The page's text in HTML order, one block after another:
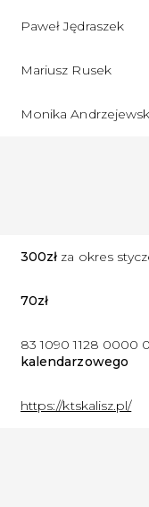
Paweł Jędraszek
Mariusz Rusek
Monika
300zł za okres
70zł
83 1090 1128 0000
kalendarzowego
https://ktskalisz.pl/